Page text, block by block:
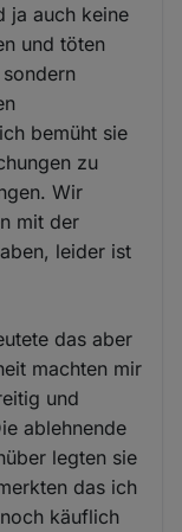
ja auch keine
und töten
bemüht sie
zu
Wir
mit der
leider ist
das aber
machten mir
und
ablehnende
legten sie
das ich
käuflich